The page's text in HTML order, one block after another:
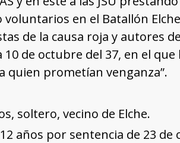
en el Batallón
de la causa roja y autores
10 de octubre del 37, en el
quien prometían venganza”.
soltero, vecino de Elche.
años por sentencia de 23